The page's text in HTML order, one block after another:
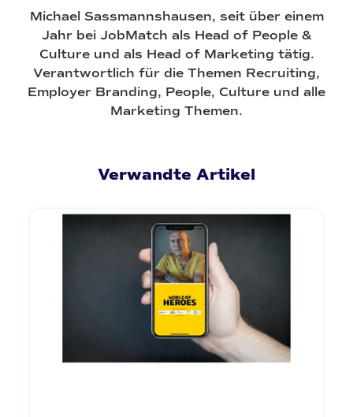
Michael Sassmannshausen, seit über einem
Jahr bei JobMatch als Head of People &
Culture und als Head of Marketing tätig.
Verantwortlich für die Themen Recruiting,
Employer Branding, People, Culture und alle
Marketing Themen.
Verwandte Artikel